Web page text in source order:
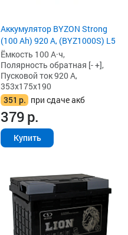
Аккумулятор BYZON Strong
(100 Ah) 920 А, (BYZ1000S) L5
Ёмкость 100 А·ч,
Полярность обратная [- +],
Пусковой ток 920 А,
353x175x190
351 р. при сдаче акб
379р.
Купить